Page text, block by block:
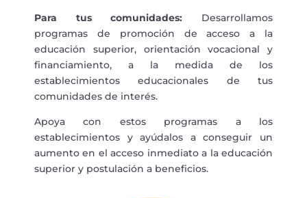
Para tus comunidades: Desarrollamos
programas de promoción de acceso a la
educación superior, orientación vocacional y
financiamiento, a la medida de los
establecimientos educacionales de tus
comunidades de interés.
Apoya con estos programas a los
establecimientos y ayúdalos a conseguir un
aumento en el acceso inmediato a la educación
superior y postulación a beneficios.